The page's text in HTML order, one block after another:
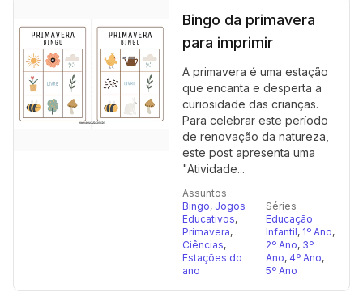
Bingo da primavera
para imprimir
A primavera é uma estação
que encanta e desperta a
curiosidade das crianças.
Para celebrar este período
de renovação da natureza,
este post apresenta uma
"Atividade...
Assuntos
Bingo, Jogos
Educativos,
Primavera,
Ciências,
Estações do
ano
Séries
Educação
Infantil, 1º Ano,
2º Ano, 3º
Ano, 4º Ano,
5º Ano